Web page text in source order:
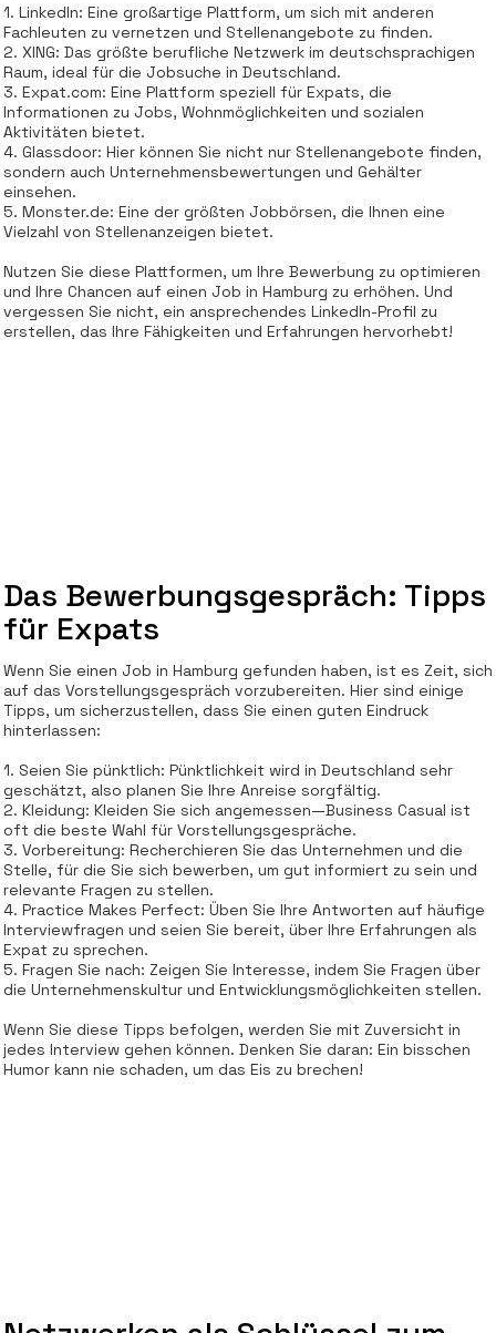
1. LinkedIn: Eine großartige Plattform, um sich mit anderen
Fachleuten zu vernetzen und Stellenangebote zu finden.
2. XING: Das größte berufliche Netzwerk im deutschsprachigen
Raum, ideal für die Jobsuche in Deutschland.
3. Expat.com: Eine Plattform speziell für Expats, die
Informationen zu Jobs, Wohnmöglichkeiten und sozialen
Aktivitäten bietet.
4. Glassdoor: Hier können Sie nicht nur Stellenangebote finden,
sondern auch Unternehmensbewertungen und Gehälter
einsehen.
5. Monster.de: Eine der größten Jobbörsen, die Ihnen eine
Vielzahl von Stellenanzeigen bietet.
Nutzen Sie diese Plattformen, um Ihre Bewerbung zu optimieren
und Ihre Chancen auf einen Job in Hamburg zu erhöhen. Und
vergessen Sie nicht, ein ansprechendes LinkedIn-Profil zu
erstellen, das Ihre Fähigkeiten und Erfahrungen hervorhebt!
Das Bewerbungsgespräch: Tipps
für Expats
Wenn Sie einen Job in Hamburg gefunden haben, ist es Zeit, sich
auf das Vorstellungsgespräch vorzubereiten. Hier sind einige
Tipps, um sicherzustellen, dass Sie einen guten Eindruck
hinterlassen:
1. Seien Sie pünktlich: Pünktlichkeit wird in Deutschland sehr
geschätzt, also planen Sie Ihre Anreise sorgfältig.
2. Kleidung: Kleiden Sie sich angemessen—Business Casual ist
oft die beste Wahl für Vorstellungsgespräche.
3. Vorbereitung: Recherchieren Sie das Unternehmen und die
Stelle, für die Sie sich bewerben, um gut informiert zu sein und
relevante Fragen zu stellen.
4. Practice Makes Perfect: Üben Sie Ihre Antworten auf häufige
Interviewfragen und seien Sie bereit, über Ihre Erfahrungen als
Expat zu sprechen.
5. Fragen Sie nach: Zeigen Sie Interesse, indem Sie Fragen über
die Unternehmenskultur und Entwicklungsmöglichkeiten stellen.
Wenn Sie diese Tipps befolgen, werden Sie mit Zuversicht in
jedes Interview gehen können. Denken Sie daran: Ein bisschen
Humor kann nie schaden, um das Eis zu brechen!